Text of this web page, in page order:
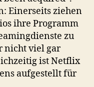
Einerseits ziehen
ihre Programm
zu
nicht viel gar
ist Netflix
aufgestellt für